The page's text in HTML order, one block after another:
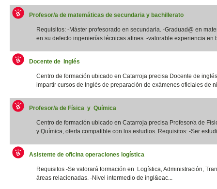
Profesor/a de matemáticas de secundaria y bachillerato
Requisitos: -Máster profesorado en secundaria. -Graduad@ en
en su defecto ingenierías técnicas afines. -valorable experiencia en
Docente de Inglés
Centro de formación ubicado en Catarroja precisa Docente de
impartir cursos de Inglés de preparación de exámenes oficiales de
Profesor/a de Física y Química
Centro de formación ubicado en Catarroja precisa Profesor/a de
y Química, oferta compatible con los estudios. Requisitos: -Ser
Asistente de oficina operaciones logística
Requisitos -Se valorará formación en Logística, Administración,
áreas relacionadas. -Nivel intermedio de ingl&eac...